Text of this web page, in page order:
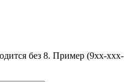
без 8. Пример (9хх-ххх-